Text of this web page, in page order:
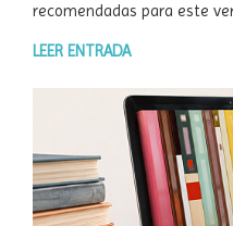
recomendadas para este
LEER ENTRADA